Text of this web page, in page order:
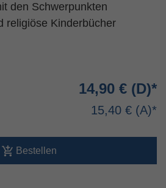
den Schwerpunkten
religiöse Kinderbücher
14,90 €
15,40 €
Bestellen